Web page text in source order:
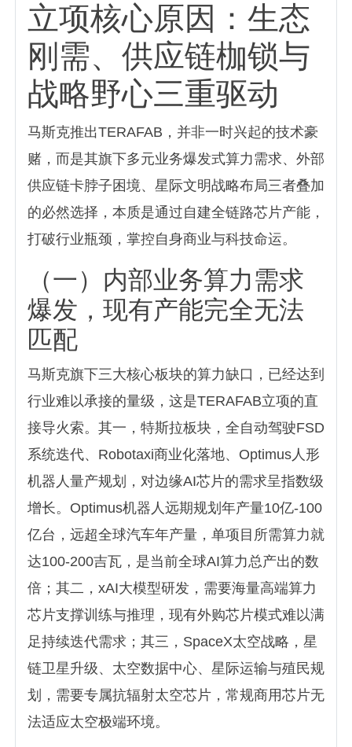
立项核心原因：生态
刚需、供应链枷锁与
战略野心三重驱动
马斯克推出TERAFAB，并非一时兴起的技术豪
赌，而是其旗下多元业务爆发式算力需求、外部
供应链卡脖子困境、星际文明战略布局三者叠加
的必然选择，本质是通过自建全链路芯片产能，
打破行业瓶颈，掌控自身商业与科技命运。
（一）内部业务算力需求
爆发，现有产能完全无法
匹配
马斯克旗下三大核心板块的算力缺口，已经达到
行业难以承接的量级，这是TERAFAB立项的直
接导火索。其一，特斯拉板块，全自动驾驶FSD
系统迭代、Robotaxi商业化落地、Optimus人形
机器人量产规划，对边缘AI芯片的需求呈指数级
增长。Optimus机器人远期规划年产量10亿-100
亿台，远超全球汽车年产量，单项目所需算力就
达100-200吉瓦，是当前全球AI算力总产出的数
倍；其二，xAI大模型研发，需要海量高端算力
芯片支撑训练与推理，现有外购芯片模式难以满
足持续迭代需求；其三，SpaceX太空战略，星
链卫星升级、太空数据中心、星际运输与殖民规
划，需要专属抗辐射太空芯片，常规商用芯片无
法适应太空极端环境。